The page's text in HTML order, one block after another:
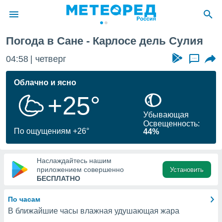
о
Вы можете
к этому
доступ
Погода в Сане - Карлосе дель Сулия
04:58 четверг ...
Облачно и ясно
+25°
По ощущениям +26°
Убывающая
Освещенность:
44%
Наслаждайтесь нашим
приложением совершенно
БЕСПЛАТНО
Установить
По часам
В ближайшие часы влажная удушающая жара